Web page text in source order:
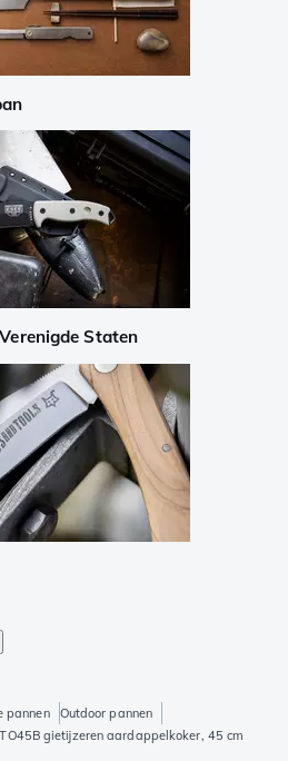
Staten
pannen
Outdoor pannen
gietijzeren aardappelkoker, 45 cm